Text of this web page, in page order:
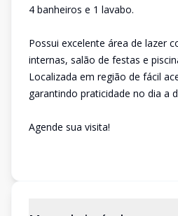
4 banheiros e 1 lavabo.
Possui excelente área de lazer
internas, salão de festas e
Localizada em região de fácil
garantindo praticidade no dia a
Agende sua visita!